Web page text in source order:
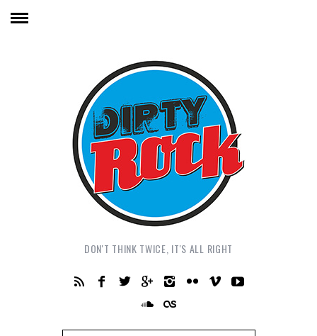
DON'T THINK TWICE, IT'S ALL RIGHT